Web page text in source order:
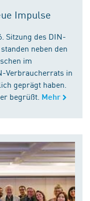
Impulse
Sitzung des DIN-
neben den
im
Verbraucherrats in
geprägt haben.
begrüßt. Mehr